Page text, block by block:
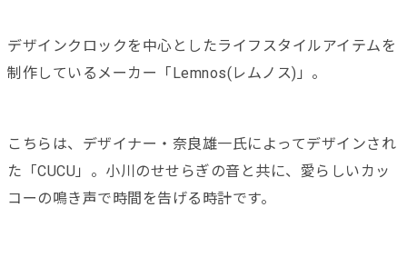
デザインクロックを中心としたライフスタイルアイテムを
制作しているメーカー「Lemnos(レムノス)」。
こちらは、デザイナー・奈良雄一氏によってデザインされ
た「CUCU」。小川のせせらぎの音と共に、愛らしいカッ
コーの鳴き声で時間を告げる時計です。